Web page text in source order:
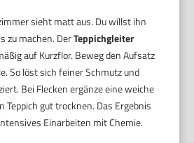
sieht matt aus. Du willst ihn
zu machen. DerTeppichgleiter
auf Kurzflor. Beweg den Aufsatz
So löst sich feiner Schmutz und
Bei Flecken ergänze eine weiche
Teppich gut trocknen. Das Ergebnis
Einarbeiten mit Chemie.